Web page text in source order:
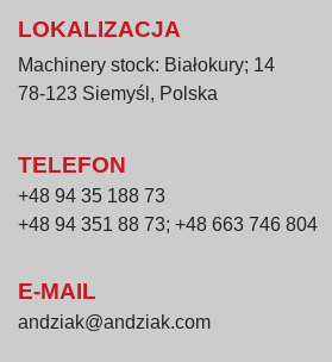
LOKALIZACJA
Machinery stock: Białokury; 14
78-123 Siemyśl, Polska
TELEFON
+48 94 35 188 73
+48 94 351 88 73; +48 663 746 804
E-MAIL
andziak@andziak.com